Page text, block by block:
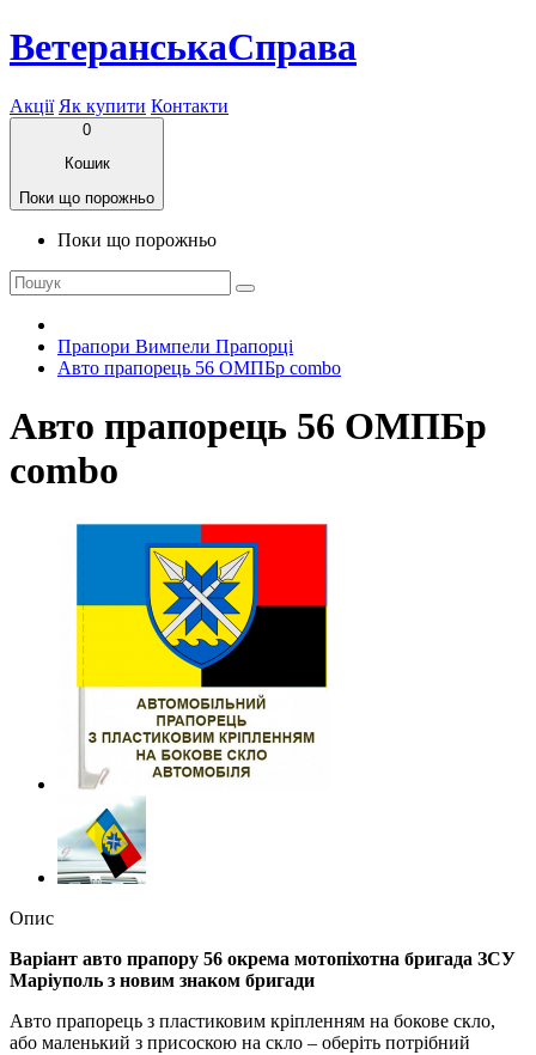
ВетеранськаСправа
Акції Як купити Контакти
0
Кошик
Поки що порожньо
Поки що порожньо
Прапори Вимпели Прапорці
Авто прапорець 56 ОМПБр combo
Авто прапорець 56 ОМПБр
combo
Опис
Варіант авто прапору 56 окрема мотопіхотна бригада ЗСУ
Маріуполь з новим знаком бригади
Авто прапорець з пластиковим кріпленням на бокове скло,
або маленький з присоскою на скло – оберіть потрібний